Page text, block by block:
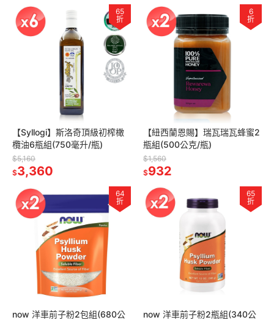
65
折
【Syllogi】斯洛奇頂級初榨橄
欖油6瓶組(750毫升/瓶)
$5,160
$3,360
6
折
【紐西蘭恩賜】瑞瓦瑞瓦蜂蜜2
瓶組(500公克/瓶)
$1,560
$932
64
折
now 洋車前子粉2包組(680公
65
折
now 洋車前子粉2瓶組(340公